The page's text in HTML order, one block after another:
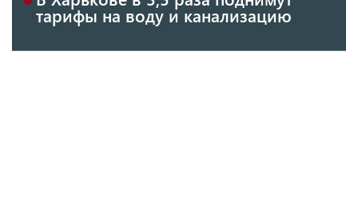
тарифы на воду и канализацию